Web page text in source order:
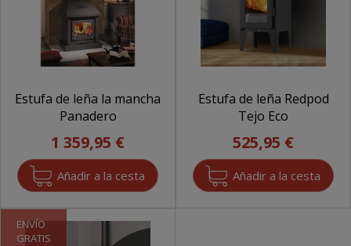
Estufa de leña la mancha
Panadero
1 359,95 €
Estufa de leña Redpod
Tejo Eco
525,95 €
ENVÍO
GRATIS